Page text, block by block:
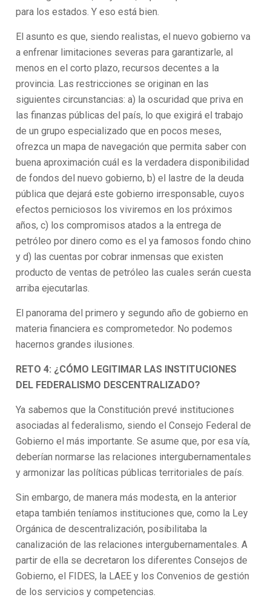
para los estados. Y eso está bien.
El asunto es que, siendo realistas, el nuevo gobierno va
a enfrenar limitaciones severas para garantizarle, al
menos en el corto plazo, recursos decentes a la
provincia. Las restricciones se originan en las
siguientes circunstancias: a) la oscuridad que priva en
las finanzas públicas del país, lo que exigirá el trabajo
de un grupo especializado que en pocos meses,
ofrezca un mapa de navegación que permita saber con
buena aproximación cuál es la verdadera disponibilidad
de fondos del nuevo gobierno, b) el lastre de la deuda
pública que dejará este gobierno irresponsable, cuyos
efectos perniciosos los viviremos en los próximos
años, c) los compromisos atados a la entrega de
petróleo por dinero como es el ya famosos fondo chino
y d) las cuentas por cobrar inmensas que existen
producto de ventas de petróleo las cuales serán cuesta
arriba ejecutarlas.
El panorama del primero y segundo año de gobierno en
materia financiera es comprometedor. No podemos
hacernos grandes ilusiones.
RETO 4: ¿CÓMO LEGITIMAR LAS INSTITUCIONES
DEL FEDERALISMO DESCENTRALIZADO?
Ya sabemos que la Constitución prevé instituciones
asociadas al federalismo, siendo el Consejo Federal de
Gobierno el más importante. Se asume que, por esa vía,
deberían normarse las relaciones intergubernamentales
y armonizar las políticas públicas territoriales de país.
Sin embargo, de manera más modesta, en la anterior
etapa también teníamos instituciones que, como la Ley
Orgánica de descentralización, posibilitaba la
canalización de las relaciones intergubernamentales. A
partir de ella se decretaron los diferentes Consejos de
Gobierno, el FIDES, la LAEE y los Convenios de gestión
de los servicios y competencias.